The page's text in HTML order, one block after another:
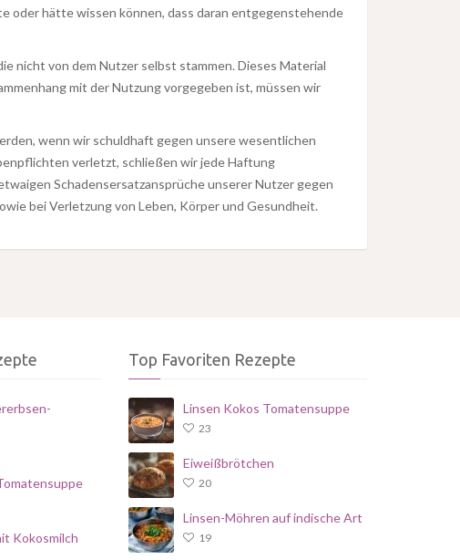
oder hätte wissen können, dass daran entgegenstehende
nicht von dem Nutzer selbst stammen. Dieses Material
mit der Nutzung vorgegeben ist, müssen wir
wenn wir schuldhaft gegen unsere wesentlichen
verletzt, schließen wir jede Haftung
Schadensersatzansprüche unserer Nutzer gegen
bei Verletzung von Leben, Körper und Gesundheit.
Kokosmilch
Top Favoriten Rezepte
Linsen Kokos Tomatensuppe
23
Eiweißbrötchen
20
Linsen-Möhren auf indische Art
19